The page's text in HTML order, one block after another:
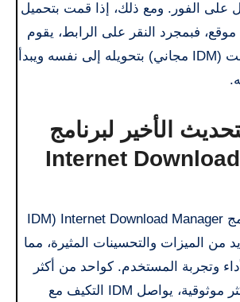
على الفور. ومع ذلك، إذا قمت بتحميل
فبمجرد النقر على الرابط، يقوم
مدير تحميل الإنترنت (IDM مجاني) بتحويله إلى نفسه ويبدأ
الأخير لبرنامج
Internet
يجلب تحديث برنامج Internet Download Manager (IDM
2025 العديد من الميزات والتحسينات المثيرة، مما
وتجربة المستخدم. كواحد من أكثر
مديري التنزيل الأكثر موثوقية، يواصل IDM التكيف مع